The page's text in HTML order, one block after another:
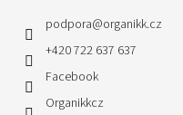
podpora@organikk.cz
+420 722 637 637
Facebook
Organikkcz